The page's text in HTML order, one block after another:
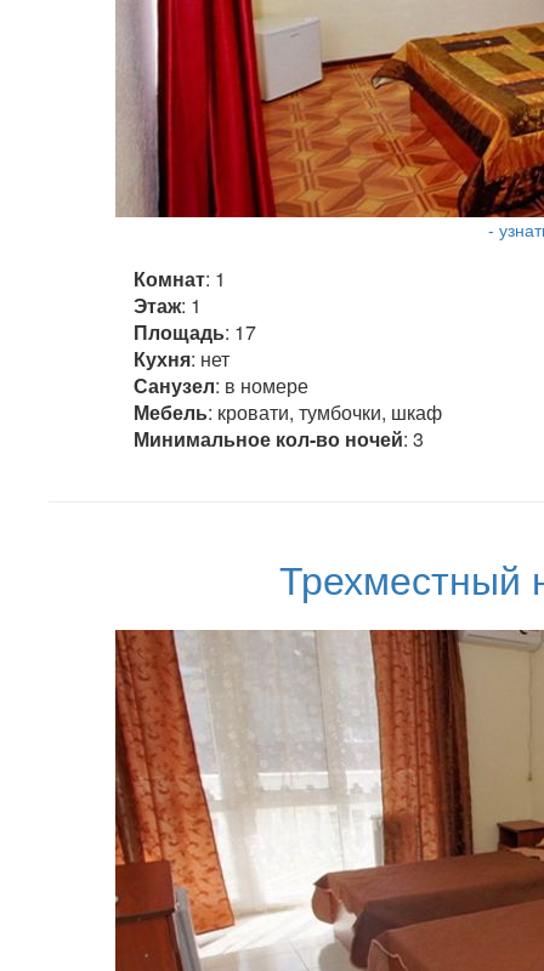
-
Комнат: 1
Этаж: 1
Площадь: 17
Кухня: нет
Санузел: в номере
Мебель: кровати, тумбочки, шкаф
Минимальное кол-во ночей: 3
Трехместный